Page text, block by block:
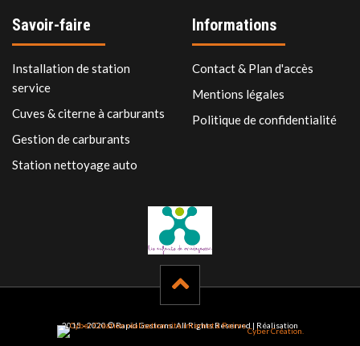
Savoir-faire
Installation de station
service
Cuves & citerne à carburants
Gestion de carburants
Station nettoyage auto
Informations
Contact & Plan d'accès
Mentions légales
Politique de confidentialité
2015 - 2020 © Rapid Gestrans. All Rights Reserved | Réalisation
Cyber Création.